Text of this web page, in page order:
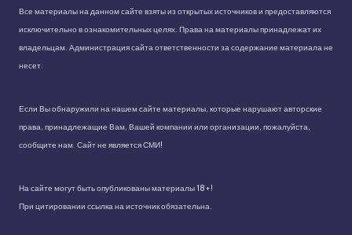
Все материалы на данном сайте взяты из открытых источников и предоставляются
исключительно в ознакомительных целях. Права на материалы принадлежат их
владельцам. Администрация сайта ответственности за содержание материала не
несет.
Если Вы обнаружили на нашем сайте материалы, которые нарушают авторские
права, принадлежащие Вам, Вашей компании или организации, пожалуйста,
сообщите нам. Сайт не является СМИ!
На сайте могут быть опубликованы материалы 18+!
При цитировании ссылка на источник обязательна.